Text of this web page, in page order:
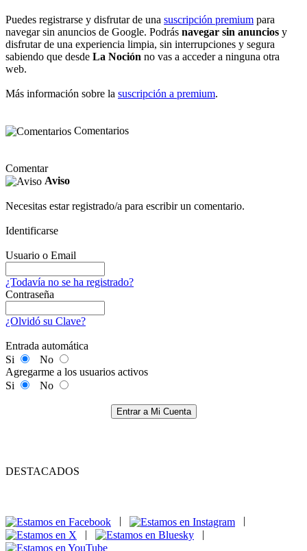
Puedes registrarse y disfrutar de una suscripción premium para
navegar sin anuncios de Google. Podrás navegar sin anuncios y
disfrutar de una experiencia limpia, sin interrupciones y segura
sabiendo que desde La Noción no vas a acceder a ninguna otra
web.
Más información sobre la suscripción a premium.
Comentarios
Comentar
Aviso
Necesitas estar registrado/a para escribir un comentario.
Identificarse
Usuario o Email
¿Todavía no se ha registrado?
Contraseña
¿Olvidó su Clave?
Entrada automática
Si
No
Agregarme a los usuarios activos
Si
No
Entrar a Mi Cuenta
DESTACADOS
|
|